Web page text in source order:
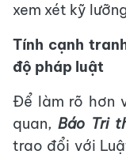
xem xét kỹ
Tính cạnh
độ pháp luật
Để làm rõ hơn
quan, Báo Tri
trao đổi với